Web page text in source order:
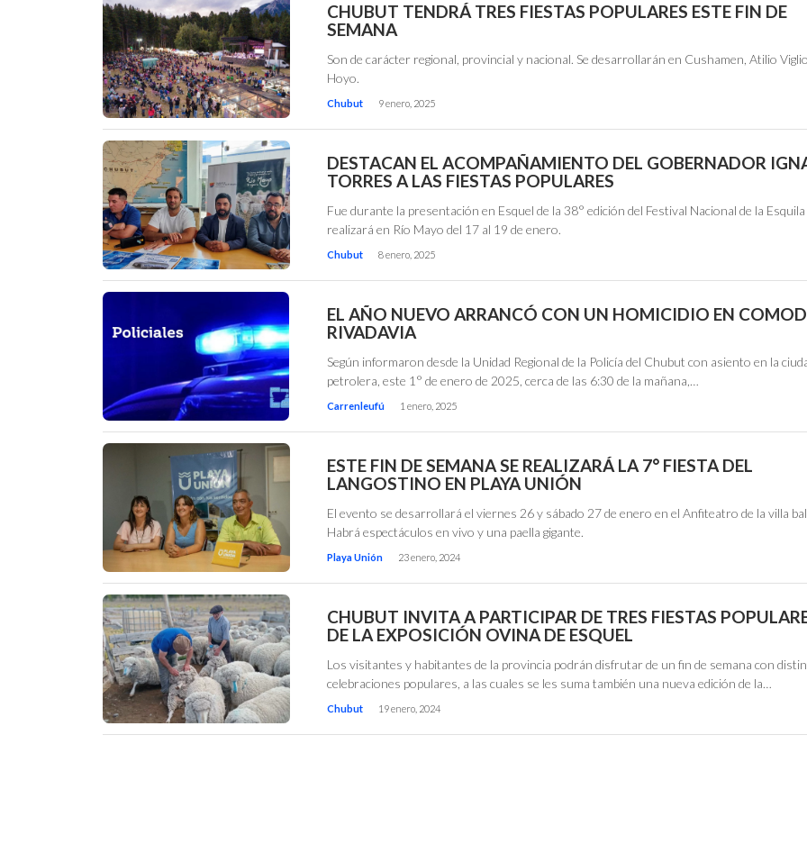
CHUBUT TENDRÁ TRES FIESTAS POPULARES ESTE FIN DE
SEMANA
Son de carácter regional, provincial y nacional. Se desarrollarán en Cushamen, Atilio
Hoyo.
Chubut 9 enero, 2025
DESTACAN EL ACOMPAÑAMIENTO DEL GOBERNADOR
TORRES A LAS FIESTAS POPULARES
Fue durante la presentación en Esquel de la 38° edición del Festival Nacional de la
realizará en Río Mayo del 17 al 19 de enero.
Chubut 8 enero, 2025
EL AÑO NUEVO ARRANCÓ CON UN HOMICIDIO EN
RIVADAVIA
Según informaron desde la Unidad Regional de la Policía del Chubut con asiento en la
petrolera, este 1° de enero de 2025, cerca de las 6:30 de la mañana,…
Carrenleufú 1 enero, 2025
ESTE FIN DE SEMANA SE REALIZARÁ LA 7° FIESTA DEL
LANGOSTINO EN PLAYA UNIÓN
El evento se desarrollará el viernes 26 y sábado 27 de enero en el Anfiteatro de la villa
Habrá espectáculos en vivo y una paella gigante.
Playa Unión 23 enero, 2024
CHUBUT INVITA A PARTICIPAR DE TRES FIESTAS
DE LA EXPOSICIÓN OVINA DE ESQUEL
Los visitantes y habitantes de la provincia podrán disfrutar de un fin de semana con
celebraciones populares, a las cuales se les suma también una nueva edición de la…
Chubut 19 enero, 2024